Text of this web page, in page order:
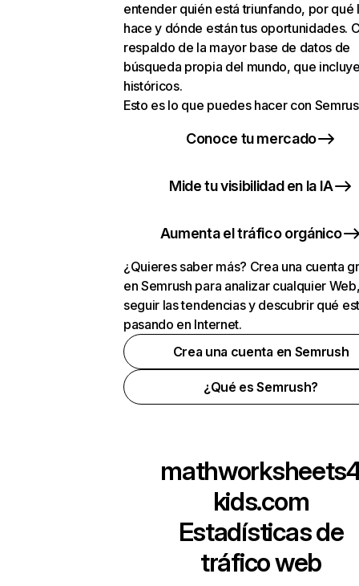
entender quién está triunfando, por qué
hace y dónde están tus oportunidades.
respaldo de la mayor base de datos de
búsqueda propia del mundo, que
históricos.
Esto es lo que puedes hacer con
Conoce tu mercado
Mide tu visibilidad en la IA
Aumenta el tráfico orgánico
¿Quieres saber más? Crea una cuenta
en Semrush para analizar cualquier
seguir las tendencias y descubrir qué
pasando en Internet.
Crea una cuenta en Semrush
¿Qué es Semrush?
kids.com
Estadísticas de
tráfico web